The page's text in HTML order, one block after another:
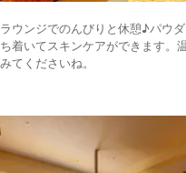
ウンジでのんびりと休憩♪パウ
着いてスキンケアができます。
てくださいね。